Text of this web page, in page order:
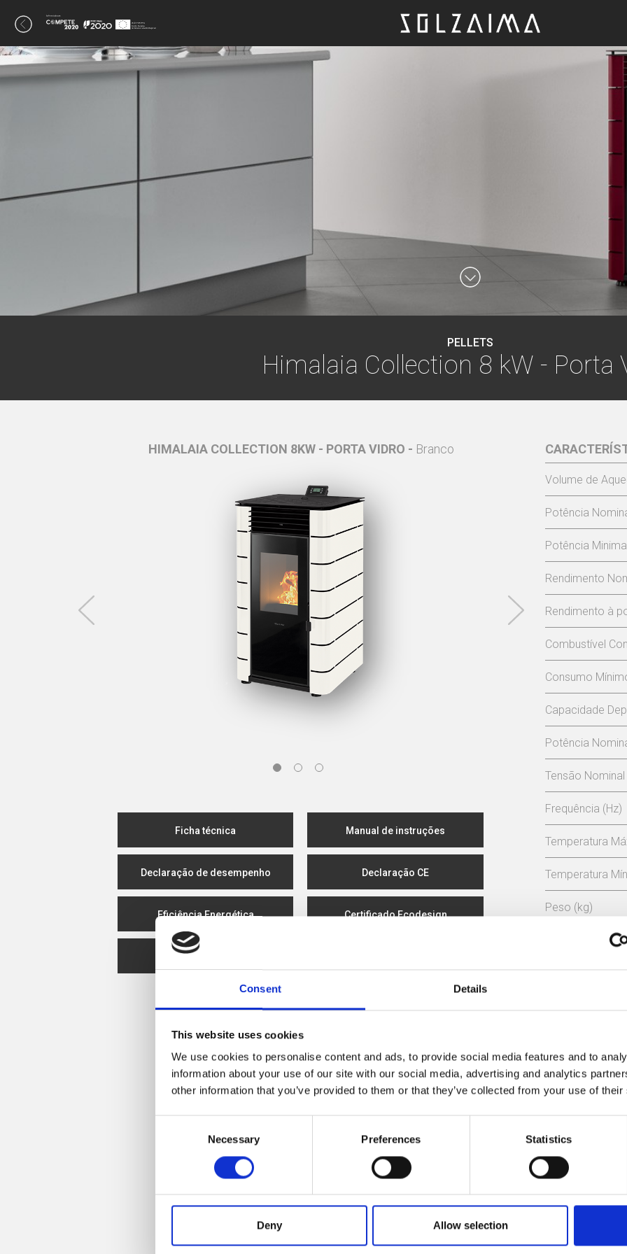
Consent Details
This website uses cookies
We use cookies to personalise content and ads, to provide social media features and to
information about your use of our site with our social media, advertising and analytics
other information that you’ve provided to them or that they’ve collected from your use of
Necessary Preferences Statistics
Deny Allow selection
PELLETS
Himalaia Collection 8 kW - Porta
HIMALAIA COLLECTION 8KW - PORTA VIDRO - Branco HIMALAIA
Ficha técnica Manual de instruções
Declaração de desempenho Declaração CE
Eficiência Energética Certificado Ecodesign
Spare Parts
Volume de
Potência
Potência
Rendimento
Rendimento à
Combustível
Consumo
Capacidade
Potência
Tensão Nominal
Frequência (Hz)
Temperatura
Temperatura
Peso (kg)
Diámetro da
Depressão
Caudal
CLASSE DE